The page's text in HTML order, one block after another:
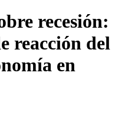
recesión:
reacción del
en